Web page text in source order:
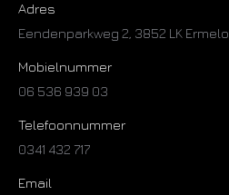
Adres
Eendenparkweg 2, 3852 LK Ermelo
Mobielnummer
06 536 939 03
Telefoonnummer
0341 432 717
Email